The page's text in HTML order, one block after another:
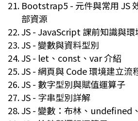
Bootstrap5 - 元件與常用 JS
部資源
JS - JavaScript 課前知識與環
JS - 變數與資料型別
JS - let、const、var 介紹
JS - 網頁與 Code 環境建立流
JS - 數字型別與賦值運算子
JS - 字串型別詳解
JS - 變數：布林、undefined